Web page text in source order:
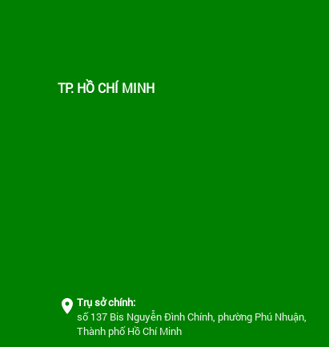
TP. HỒ CHÍ MINH
Trụ sở chính:
số 137 Bis Nguyễn Đình Chính, phường Phú Nhuận,
Thành phố Hồ Chí Minh